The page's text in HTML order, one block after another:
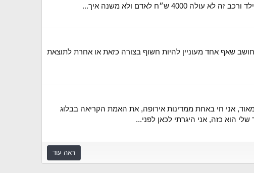
לאדם ולא משנה איך...
שאף אחד מעוניין להיות חשוף בצורה כזאת או אחרת לתוצאת
כבר תקופה ארוכה מאוד, אני חי באחת ממדינות אירופה, את האמת הקריאה בבלוג
הוא כזה, אני היגרתי לכאן לפני...
ראה עוד